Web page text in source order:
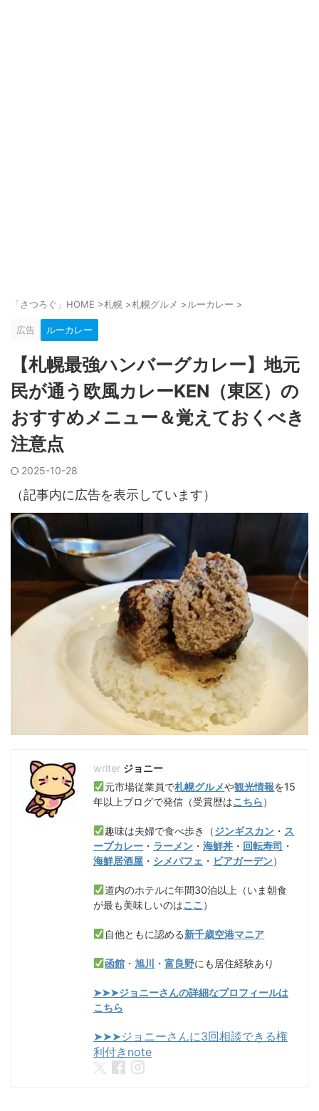
「さつろぐ」HOME >札幌 >札幌グルメ >ルーカレー >
広告 ルーカレー
【札幌最強ハンバーグカレー】地元
民が通う欧風カレーKEN（東区）の
おすすめメニュー＆覚えておくべき
注意点
2025-10-28
（記事内に広告を表示しています）
ジョニー
元市場従業員で札幌グルメや観光情報を15
年以上ブログで発信（受賞歴はこちら）
趣味は夫婦で食べ歩き（ジンギスカン ・ ス
ープカレー ・ ラーメン ・ 海鮮丼 ・ 回転寿司 ・
海鮮居酒屋 ・ シメパフェ ・ ビアガーデン）
道内のホテルに年間30泊以上（いま朝食
が最も美味しいのはここ ）
自他ともに認める新千歳空港マニア
函館 ・旭川 ・富良野にも居住経験あり
➤➤➤ジョニーさんの詳細なプロフィールは
こちら
➤➤➤ジョニーさんに3回相談できる権
利付きnote